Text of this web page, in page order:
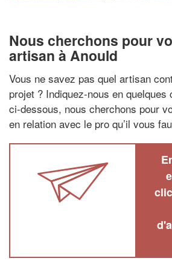
Nous cherchons pour
artisan à Anould
Vous ne savez pas quel artisan
projet ? Indiquez-nous en
ci-dessous, nous cherchons pour
en relation avec le pro qu’il vous